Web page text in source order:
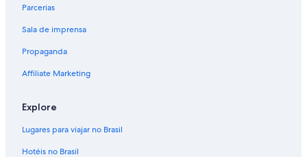
Parcerias
Sala de imprensa
Propaganda
Affiliate Marketing
Explore
Lugares para viajar no Brasil
Hotéis no Brasil